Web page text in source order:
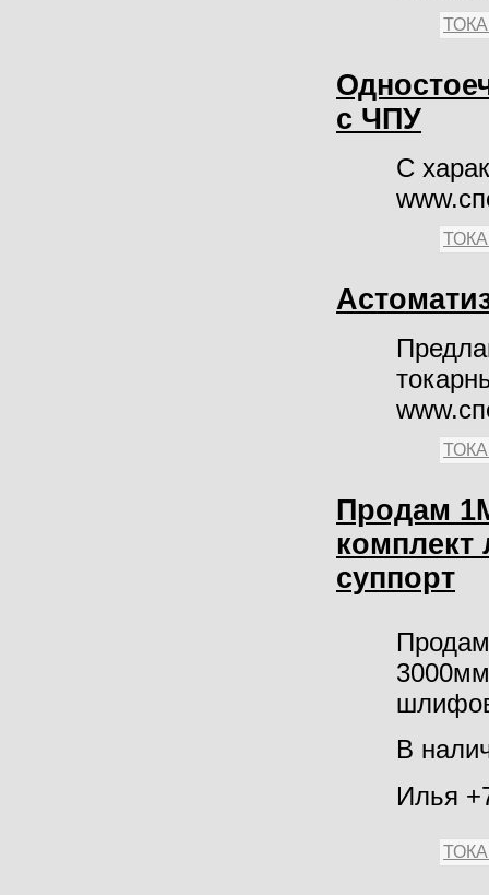
с ЧПУ
С
Продам
суппорт
В
Илья